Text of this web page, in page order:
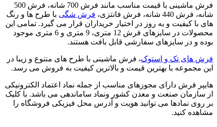
فرش ماشینی با قیمت مناسب مانند فرش 700 شانه، فرش 500
شانه، فرش 440 شانه، فرش فانتزی،
فرش شگی با طرح ها و رنگ
های با کیفیت و به روز در اختیار خریداران قرار می گیرد. تمامی این
محصولات در سایزهای فرش 12 متری، 9 متری و 6 متری موجود
بوده و در سایزهای سفارشی قابل بافت هستند.
فرش های تک و استوک، فرش ماشینی با طرح های متنوع و زیبا در
این مجموعه با بهترین قیمت و بالاترین کیفیت به فروش می رسد.
هایپر فرش دارای مجوزهای مناسب از جمله نماد اعتماد الکترونیکی
از سازمان صنعت و معدن کشور ونماد ساماندهی می باشد. با کلیک
بر روی نمادها می توانید هویت و آدرس محل فیزیکی فروشگاه را
مشاهده کنید.